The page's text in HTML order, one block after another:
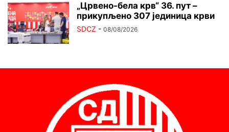
„Црвено-бела крв“ 36. пут –
прикупљено 307 јединица крви
SDCZ - 08/08/2026